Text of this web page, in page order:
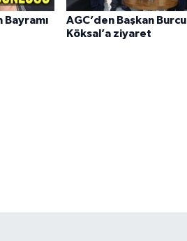
Bayramı
AGC’den Başkan Burcu
Köksal’a ziyaret